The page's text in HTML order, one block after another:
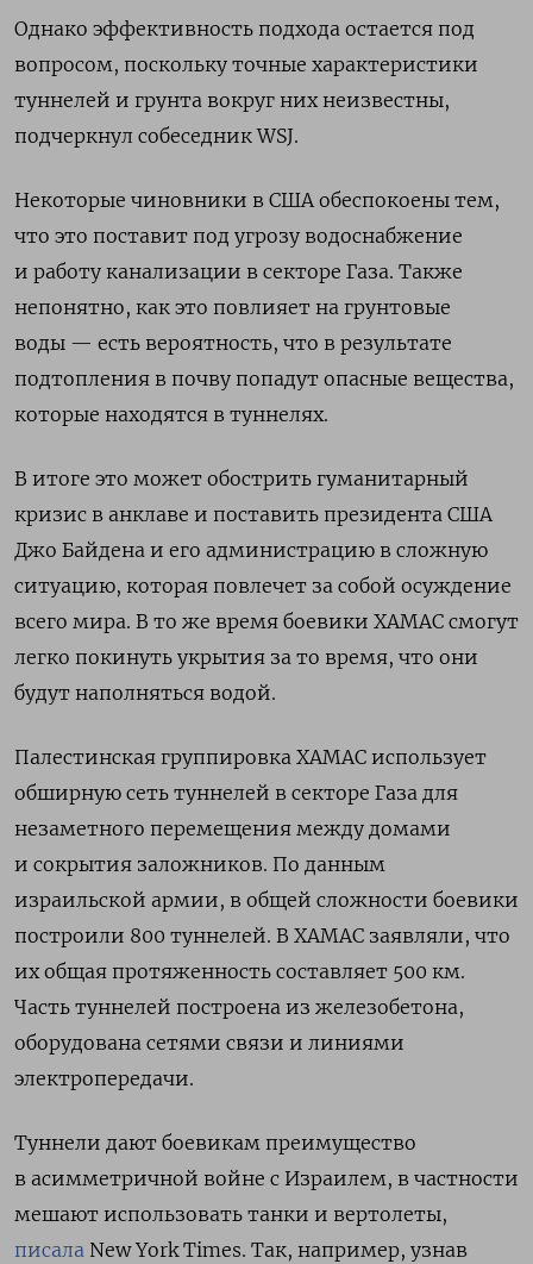
Однако эффективность подхода остается под
вопросом, поскольку точные характеристики
туннелей и грунта вокруг них неизвестны,
подчеркнул собеседник WSJ.
Некоторые чиновники в США обеспокоены тем,
что это поставит под угрозу водоснабжение
и работу канализации в секторе Газа. Также
непонятно, как это повлияет на грунтовые
воды — есть вероятность, что в результате
подтопления в почву попадут опасные вещества,
которые находятся в туннелях.
В итоге это может обострить гуманитарный
кризис в анклаве и поставить президента США
Джо Байдена и его администрацию в сложную
ситуацию, которая повлечет за собой осуждение
всего мира. В то же время боевики ХАМАС смогут
легко покинуть укрытия за то время, что они
будут наполняться водой.
Палестинская группировка ХАМАС использует
обширную сеть туннелей в секторе Газа для
незаметного перемещения между домами
и сокрытия заложников. По данным
израильской армии, в общей сложности боевики
построили 800 туннелей. В ХАМАС заявляли, что
их общая протяженность составляет 500 км.
Часть туннелей построена из железобетона,
оборудована сетями связи и линиями
электропередачи.
Туннели дают боевикам преимущество
в асимметричной войне с Израилем, в частности
мешают использовать танки и вертолеты,
писала New York Times. Так, например, узнав